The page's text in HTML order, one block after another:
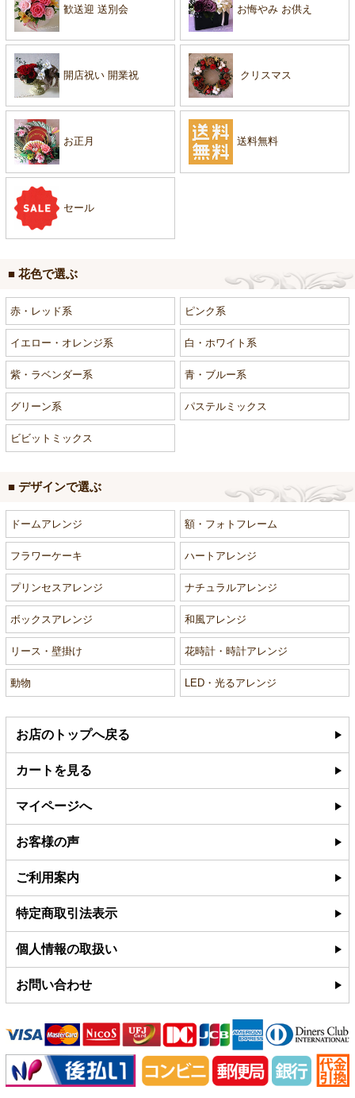
歓送迎 送別会 お悔やみ お供え
開店祝い 開業祝 クリスマス
お正月 送料無料
セール
■ 花色で選ぶ
赤・レッド系 ピンク系
イエロー・オレンジ系 白・ホワイト系
紫・ラベンダー系 青・ブルー系
グリーン系 パステルミックス
ビビットミックス
■ デザインで選ぶ
ドームアレンジ 額・フォトフレーム
フラワーケーキ ハートアレンジ
プリンセスアレンジ ナチュラルアレンジ
ボックスアレンジ 和風アレンジ
リース・壁掛け 花時計・時計アレンジ
動物 LED・光るアレンジ
お店のトップへ戻る
カートを見る
マイページへ
お客様の声
ご利用案内
特定商取引法表示
個人情報の取扱い
お問い合わせ